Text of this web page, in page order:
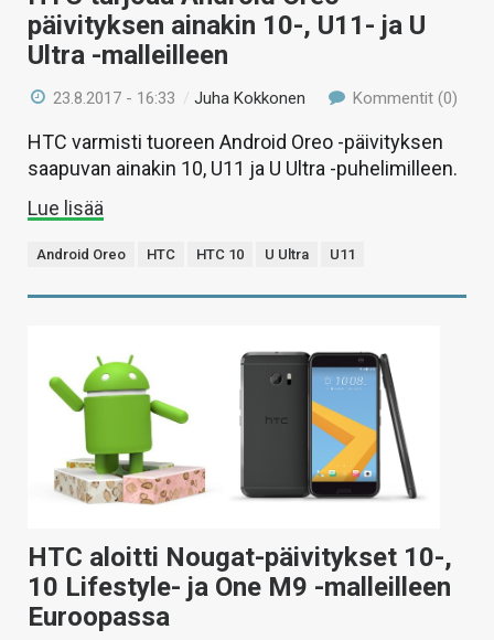
päivityksen ainakin 10-, U11- ja U
Ultra -malleilleen
23.8.2017 - 16:33 /Juha Kokkonen Kommentit (0)
HTC varmisti tuoreen Android Oreo -päivityksen
saapuvan ainakin 10, U11 ja U Ultra -puhelimilleen.
Lue lisää
Android Oreo HTC HTC 10 U Ultra U11
HTC aloitti Nougat-päivitykset 10-,
10 Lifestyle- ja One M9 -malleilleen
Euroopassa